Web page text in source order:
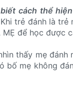
cách thể
Khi trẻ đánh là trẻ
để học được
thấy mẹ đánh
bố mẹ không